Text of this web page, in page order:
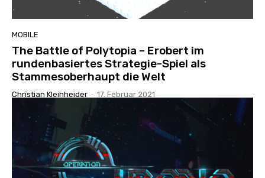
MOBILE
The Battle of Polytopia – Erobert im
rundenbasiertes Strategie-Spiel als
Stammesoberhaupt die Welt
Christian Kleinheider - 17. Februar 2021